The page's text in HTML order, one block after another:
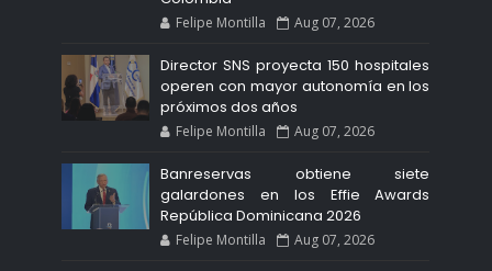
Felipe Montilla Aug 07, 2026
Director SNS proyecta 150 hospitales
operen con mayor autonomía en los
próximos dos años
Felipe Montilla Aug 07, 2026
Banreservas obtiene siete
galardones en los Effie Awards
República Dominicana 2026
Felipe Montilla Aug 07, 2026